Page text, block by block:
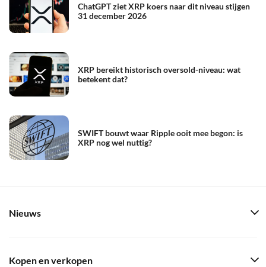
ChatGPT ziet XRP koers naar dit niveau stijgen
31 december 2026
XRP bereikt historisch oversold-niveau: wat
betekent dat?
SWIFT bouwt waar Ripple ooit mee begon: is
XRP nog wel nuttig?
Nieuws
Kopen en verkopen